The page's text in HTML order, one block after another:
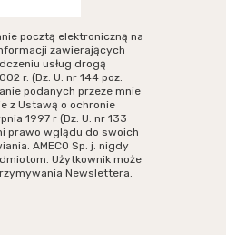
pocztą elektroniczną na
zawierających
usług drogą
r. (Dz. U. nr 144 poz.
podanych przeze mnie
z Ustawą o ochronie
1997 r (Dz. U. nr 133
prawo wglądu do swoich
AMECO Sp. j. nigdy
Użytkownik może
Newslettera.